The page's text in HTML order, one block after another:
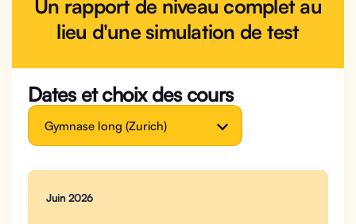
Un rapport de niveau complet au
lieu d'une simulation de test
Dates et choix des cours
Gymnase long (Zurich)
Juin 2026